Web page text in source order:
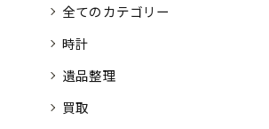
全てのカテゴリー
時計
遺品整理
買取